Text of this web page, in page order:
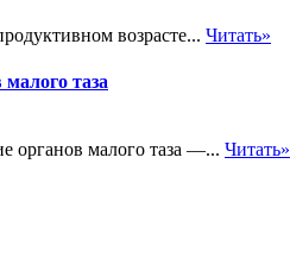
возрасте... Читать»
таза
органов малого таза —... Читать»